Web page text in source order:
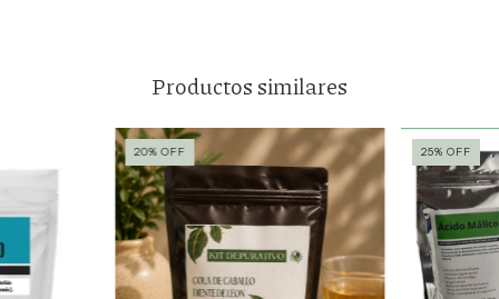
Productos similares
20%OFF 25%OFF